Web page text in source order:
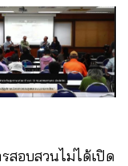
สอบสวนไม่ได้เปิด